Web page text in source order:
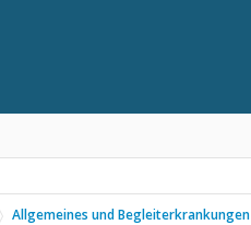
Allgemeines und Begleiterkrankungen